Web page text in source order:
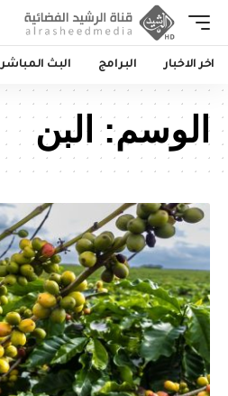
اخر الاخبار البرامج البث المباشر
الوسم: البن